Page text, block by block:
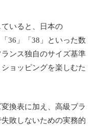
いると、日本の
36」「38」といった数
ンス独自のサイズ基準
ョッピングを楽しむた
換表に加え、高級ブラ
敗しないための実務的